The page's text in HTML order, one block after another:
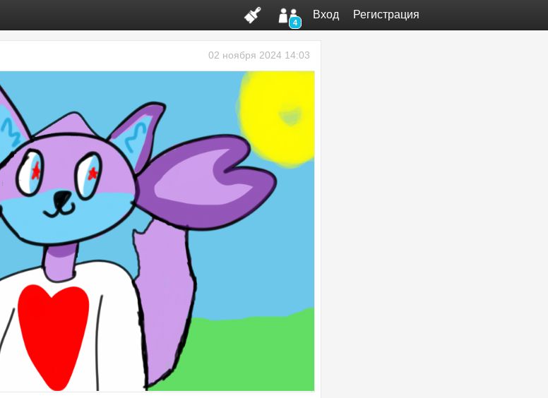
4
Вход Регистрация
02 ноября 2024 14:03